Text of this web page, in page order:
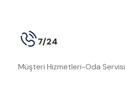
7/24
Müşteri Hizmetleri-Oda Servisi